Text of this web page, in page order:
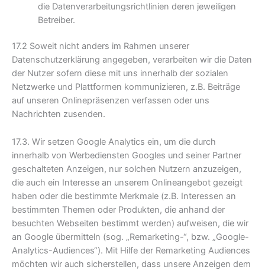
die Datenverarbeitungsrichtlinien deren jeweiligen
Betreiber.
17.2 Soweit nicht anders im Rahmen unserer
Datenschutzerklärung angegeben, verarbeiten wir die Daten
der Nutzer sofern diese mit uns innerhalb der sozialen
Netzwerke und Plattformen kommunizieren, z.B. Beiträge
auf unseren Onlinepräsenzen verfassen oder uns
Nachrichten zusenden.
17.3. Wir setzen Google Analytics ein, um die durch
innerhalb von Werbediensten Googles und seiner Partner
geschalteten Anzeigen, nur solchen Nutzern anzuzeigen,
die auch ein Interesse an unserem Onlineangebot gezeigt
haben oder die bestimmte Merkmale (z.B. Interessen an
bestimmten Themen oder Produkten, die anhand der
besuchten Webseiten bestimmt werden) aufweisen, die wir
an Google übermitteln (sog. „Remarketing-“, bzw. „Google-
Analytics-Audiences“). Mit Hilfe der Remarketing Audiences
möchten wir auch sicherstellen, dass unsere Anzeigen dem